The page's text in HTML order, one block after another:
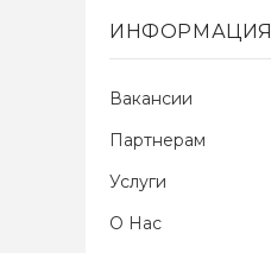
ИНФОРМАЦИЯ
Вакансии
Партнерам
Услуги
О Нас